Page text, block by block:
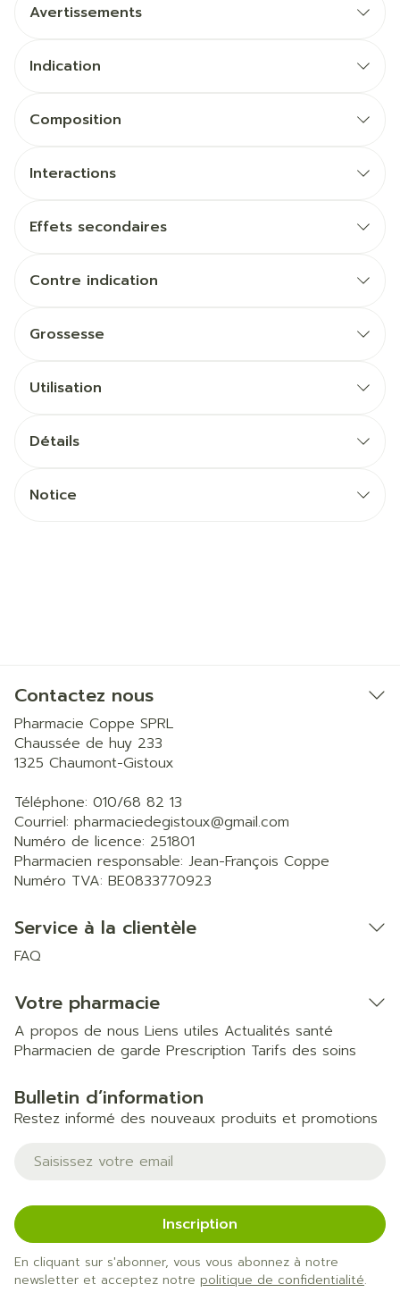
Avertissements
Indication
Composition
Interactions
Effets secondaires
Contre indication
Grossesse
Utilisation
Détails
Notice
Contactez nous
Pharmacie Coppe SPRL
Chaussée de huy 233
1325 Chaumont-Gistoux
Téléphone: 010/68 82 13
Courriel: pharmaciedegistoux@gmail.com
Numéro de licence: 251801
Pharmacien responsable: Jean-François Coppe
Numéro TVA: BE0833770923
Service à la clientèle
FAQ
Votre pharmacie
A propos de nous Liens utiles Actualités santé
Pharmacien de garde Prescription Tarifs des soins
Bulletin d’information
Restez informé des nouveaux produits et promotions
Adresse mail
Inscription
En cliquant sur s'abonner, vous vous abonnez à notre
newsletter et acceptez notre politique de confidentialité.